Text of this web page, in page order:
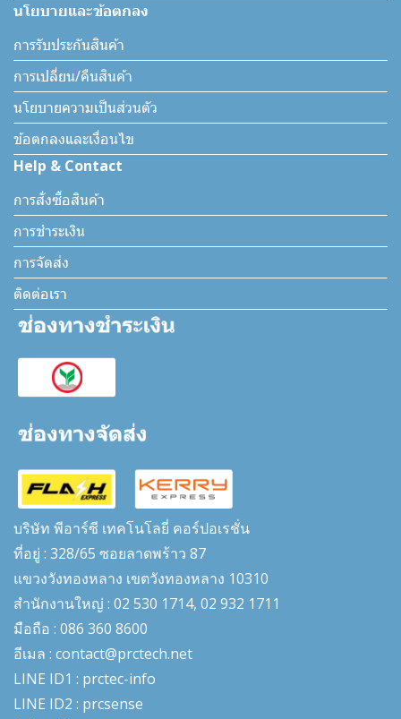
นโยบายและข้อตกลง
การรับประกันสินค้า
การเปลี่ยน/คืนสินค้า
นโยบายความเป็นส่วนตัว
ข้อตกลงและเงื่อนไข
Help & Contact
การสั่งซื้อสินค้า
การชำระเงิน
การจัดส่ง
ติดต่อเรา
บริษัท พีอาร์ซี เทคโนโลยี่ คอร์ปอเรชั่น
ที่อยู่ : 328/65 ซอยลาดพร้าว 87
แขวงวังทองหลาง เขตวังทองหลาง 10310
สำนักงานใหญ่ : 02 530 1714, 02 932 1711
มือถือ : 086 360 8600
อีเมล : contact@prctech.net
LINE ID1 : prctec-info
LINE ID2 : prcsense